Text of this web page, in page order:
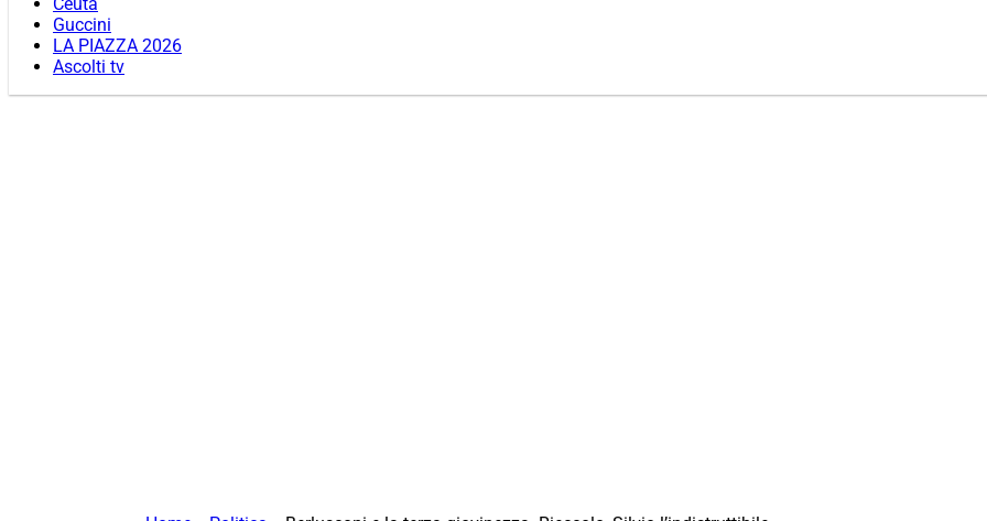
Ceuta
Guccini
LA PIAZZA 2026
Ascolti tv